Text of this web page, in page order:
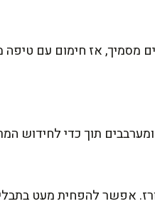
אז חימום עם טיפה
תוך כדי לחידוש
אפשר להפחית מעט